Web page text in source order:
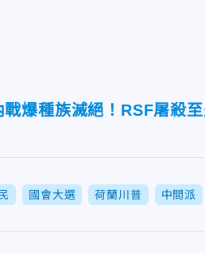
戰爆種族滅絕！RSF屠殺
國會大選 荷蘭川普 中間派